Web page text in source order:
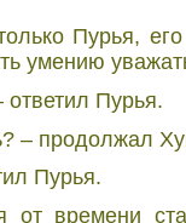
Пурья,
умению
ответил Пурья.
– продолжал
Пурья.
от времени